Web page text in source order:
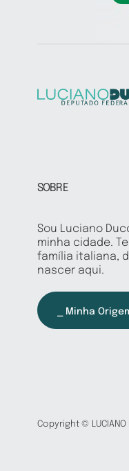
SOBRE
Sou Luciano
minha cidade.
família italiana,
nascer aqui.
⎯ Minha
Copyright © LUCIANO